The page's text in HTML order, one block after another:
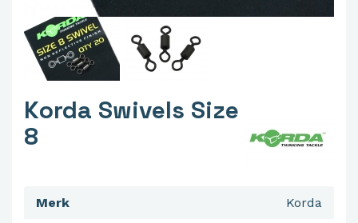
Korda Swivels Size
8
Korda
Merk